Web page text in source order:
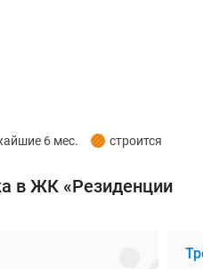
6 мес. строится
в ЖК «Резиденции